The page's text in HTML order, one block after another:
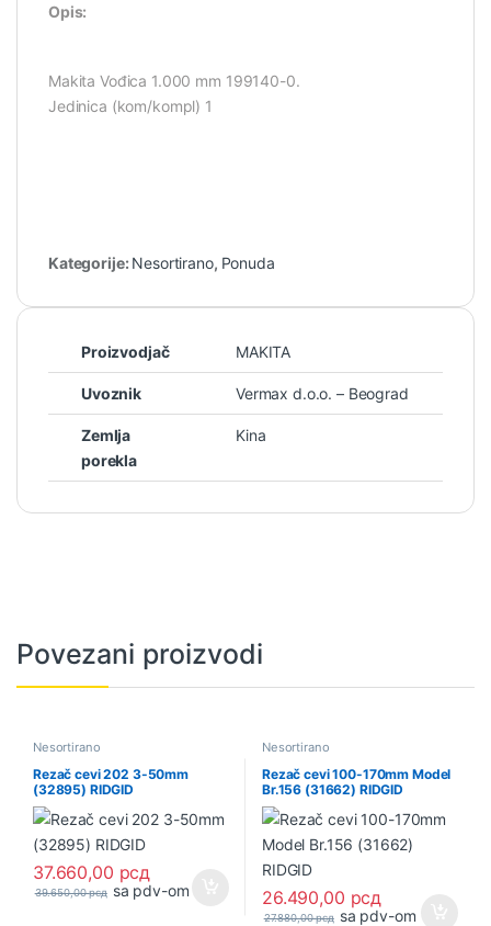
Opis:
Makita Vođica 1.000 mm 199140-0.
Jedinica (kom/kompl) 1
Kategorije: Nesortirano, Ponuda
Proizvodjač MAKITA
Uvoznik Vermax d.o.o. – Beograd
Zemlja
porekla
Kina
Povezani proizvodi
Nesortirano
Rezač cevi 202 3-50mm
(32895) RIDGID
37.660,00 рсд
39.650,00рсд sa pdv-om
Nesortirano
Rezač cevi 100-170mm Model
Br.156 (31662) RIDGID
26.490,00 рсд
27.880,00рсд sa pdv-om